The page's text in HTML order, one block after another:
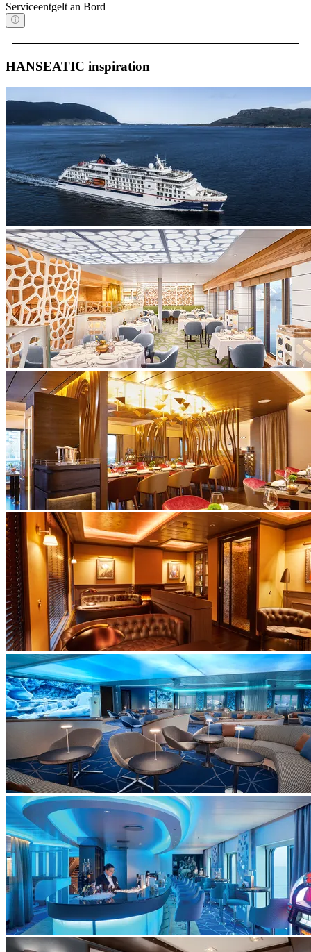
Serviceentgelt an Bord
HANSEATIC inspiration